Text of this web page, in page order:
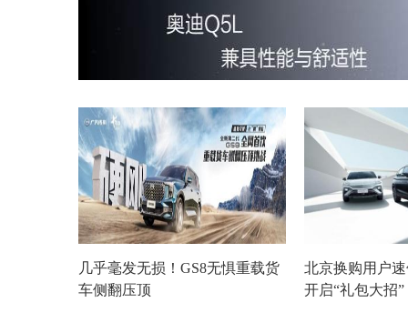
几乎毫发无损！GS8无惧重载货
车侧翻压顶
北京换购用户
开启“礼包大招